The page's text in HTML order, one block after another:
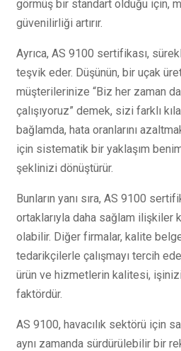
görmüş bir standart olduğu için,
güvenilirliği artırır.
Ayrıca, AS 9100 sertifikası,
teşvik eder. Düşünün, bir uçak
müşterilerinize “Biz her zaman
çalışıyoruz” demek, sizi farklı
bağlamda, hata oranlarını
için sistematik bir yaklaşım
şeklinizi dönüştürür.
Bunların yanı sıra, AS 9100
ortaklarıyla daha sağlam ilişkiler
olabilir. Diğer firmalar, kalite
tedarikçilerle çalışmayı tercih
ürün ve hizmetlerin kalitesi,
faktördür.
AS 9100, havacılık sektörü için
aynı zamanda sürdürülebilir bir